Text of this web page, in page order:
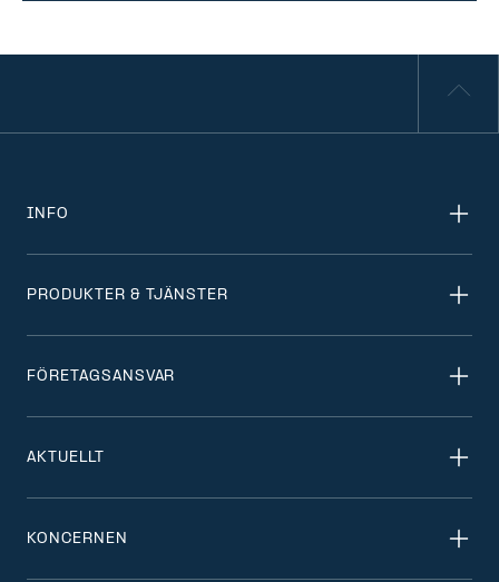
INFO
PRODUKTER & TJÄNSTER
FÖRETAGSANSVAR
AKTUELLT
KONCERNEN